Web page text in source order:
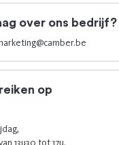
over ons bedrijf?
op
13u30 tot 17u.